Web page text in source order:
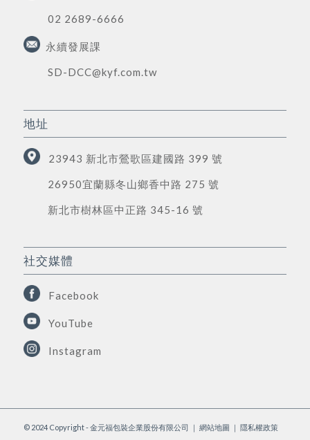
02 2689-6666
永續發展課
SD-DCC@kyf.com.tw
地址
23943 新北市鶯歌區建國路 399 號
26950宜蘭縣冬山鄉香中路 275 號
新北市樹林區中正路 345-16 號
社交媒體
Facebook
YouTube
Instagram
© 2024 Copyright - 金元福包裝企業股份有限公司 ｜ 網站地圖 ｜ 隱私權政策